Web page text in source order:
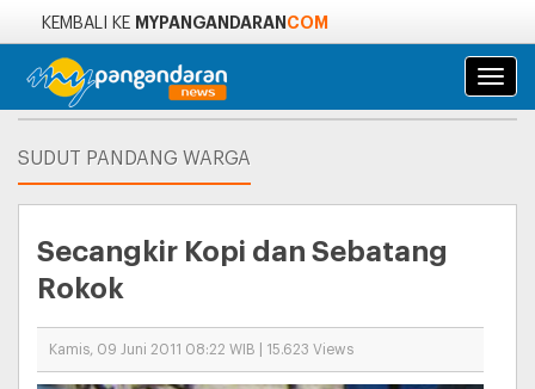
KEMBALI KE MYPANGANDARAN COM
SUDUT PANDANG WARGA
Secangkir Kopi dan Sebatang
Rokok
Kamis, 09 Juni 2011 08:22 WIB | 15.623 Views